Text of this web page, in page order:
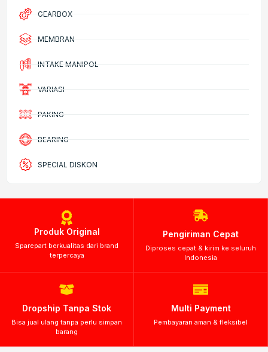
GEARBOX
MEMBRAN
INTAKE MANIPOL
VARIASI
PAKING
BEARING
SPECIAL DISKON
Produk Original
Sparepart berkualitas dari brand
terpercaya
Pengiriman Cepat
Diproses cepat & kirim ke seluruh
Indonesia
Dropship Tanpa Stok
Bisa jual ulang tanpa perlu simpan
barang
Multi Payment
Pembayaran aman & fleksibel